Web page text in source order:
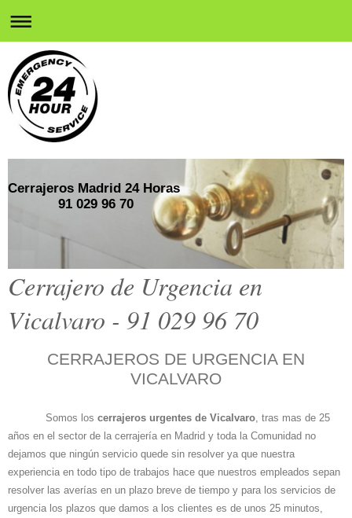
Cerrajeros Madrid 24 Horas
91 029 96 70
Cerrajero de Urgencia en
Vicalvaro - 91 029 96 70
CERRAJEROS DE URGENCIA EN
VICALVARO
Somos los cerrajeros urgentes de Vicalvaro , tras mas de 25
años en el sector de la cerrajería en Madrid y toda la Comunidad no
dejamos que ningún servicio quede sin resolver ya que nuestra
experiencia en todo tipo de trabajos hace que nuestros empleados sepan
resolver las averías en un plazo breve de tiempo y para los servicios de
urgencia los plazos que damos a los clientes es de unos 25 minutos,